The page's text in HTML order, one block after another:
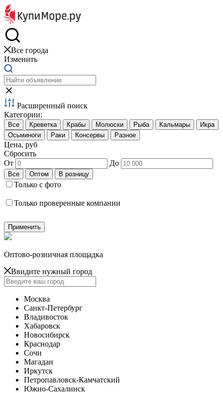
Все города
Изменить
Расширенный поиск
Категории:
Цена, руб
Сбросить
От
До
Только с фото
Только проверенные компании
Оптово-розничная площадка
Ввидите нужный город
Москва
Санкт-Петербург
Владивосток
Хабаровск
Новосибирск
Краснодар
Сочи
Магадан
Иркутск
Петропавловск-Камчатский
Южно-Сахалинск